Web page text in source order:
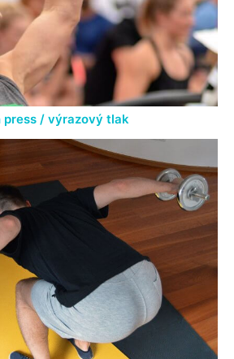
press / výrazový tlak